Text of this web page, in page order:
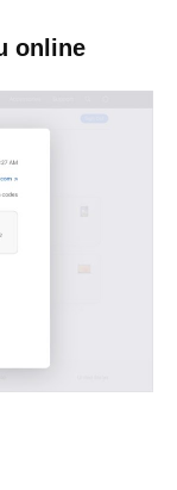
online